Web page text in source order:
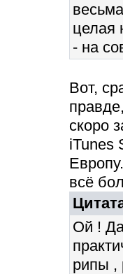
целая
- на
Вот,
скоро
iTunes
всё
Ой !
рипы ,